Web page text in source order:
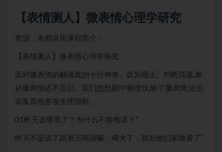
【表情测人】微表情心理学研究
资源，名师讲座课程简介：
【表情测人】微表情心理学研究
面对微表情的解读真的十分神奇、叹为观止。判断说谎,单
从微表情还不足以。我们想想剧中测谎仪,除了微表情,还会
采集其他各项生理指标。
01昨天去哪里了？为什么不接电话？”
昨天不是说了跟老王喝酒嘛，喝大了，就在他们家睡着了”